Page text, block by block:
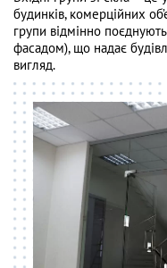
будинків, комерційних
групи відмінно
фасадом), що надає
вигляд.